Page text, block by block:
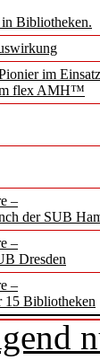
Bibliotheken.
im
flex AMH™
–
der SUB
–
Dresden
–
15 Bibliotheken
Ist